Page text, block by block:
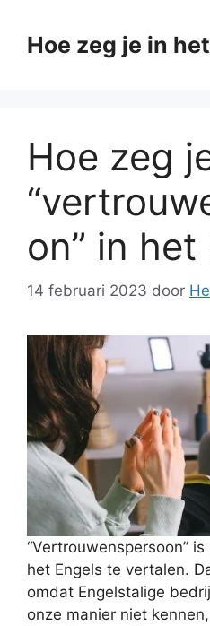
naarHoe zeg je in
Hoe zeg
on” in het
14 februari 2023 door
“Vertrouwenspersoon”
het Engels te vertalen.
omdat Engelstalige
onze manier niet